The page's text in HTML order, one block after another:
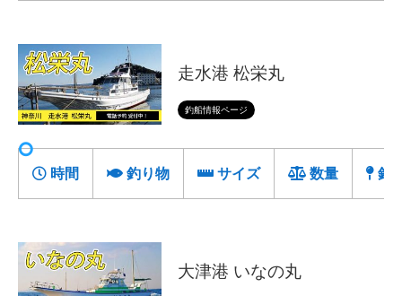
走水港 松栄丸
釣船情報ページ
時間 釣り物 サイズ 数量 釣
大津港 いなの丸